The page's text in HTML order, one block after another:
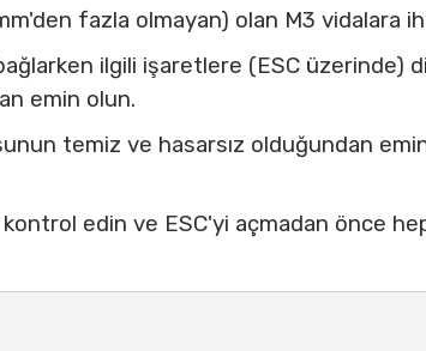
fazla olmayan) olan M3 vidalara
ilgili işaretlere (ESC üzerinde)
emin olun.
temiz ve hasarsız olduğundan
kontrol edin ve ESC'yi açmadan önce